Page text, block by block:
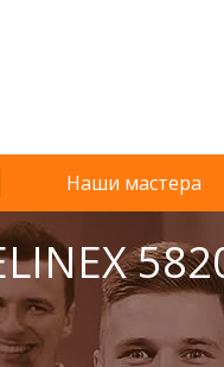
Наши мастера